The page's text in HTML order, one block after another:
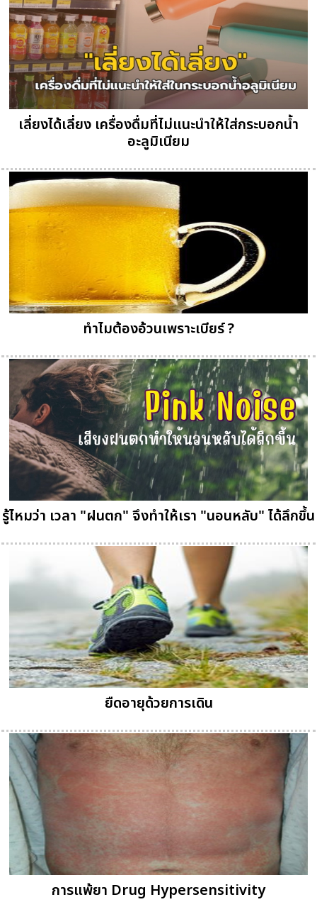
เลี่ยงได้เลี่ยง เครื่องดื่มที่ไม่แนะนำให้ใส่กระบอกน้ำ
อะลูมิเนียม
ทำไมต้องอ้วนเพราะเบียร์ ?
รู้ไหมว่า เวลา "ฝนตก" จึงทำให้เรา "นอนหลับ" ได้ลึกขึ้น
ยืดอายุด้วยการเดิน
การแพ้ยา Drug Hypersensitivity